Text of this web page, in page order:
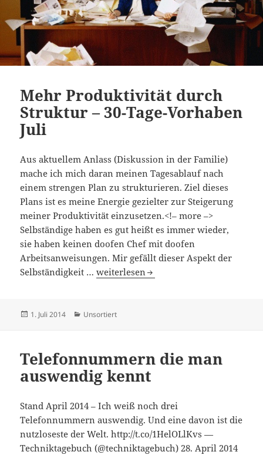
Mehr Produktivität durch
Struktur – 30-Tage-Vorhaben
Juli
Aus aktuellem Anlass (Diskussion in der Familie)
mache ich mich daran meinen Tagesablauf nach
einem strengen Plan zu strukturieren. Ziel dieses
Plans ist es meine Energie gezielter zur Steigerung
meiner Produktivität einzusetzen.<!– more –>
Selbständige haben es gut heißt es immer wieder,
sie haben keinen doofen Chef mit doofen
Arbeitsanweisungen. Mir gefällt dieser Aspekt der
Selbständigkeit …Mehr Produktivität durch Struktur –
weiterlesen
Veröffentlicht
1. Juli 2014 Kategorien
Unsortiert
Telefonnummern die man
auswendig kennt
Stand April 2014 – Ich weiß noch drei
Telefonnummern auswendig. Und eine davon ist die
nutzloseste der Welt. http://t.co/1HelOLlKvs —
Techniktagebuch (@techniktagebuch) 28. April 2014